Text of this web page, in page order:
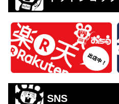
SNS